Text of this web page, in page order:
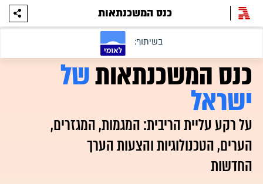
כנס המשכנתאות
כנס המשכנתאותשל
ישראל
על רקע עליית הריבית: המגמות, המגזרים,
הערים, הטכנולוגיות והצעות הערך
החדשות